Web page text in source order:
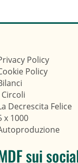
Policy
Policy
Circoli
Decrescita Felice
x 1000
sui